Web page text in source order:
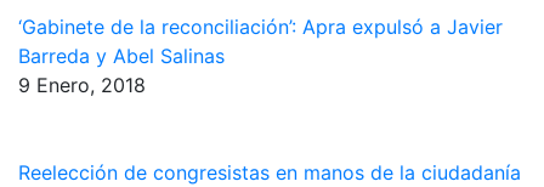
‘Gabinete de la reconciliación’: Apra expulsó a Javier
Barreda y Abel Salinas
9 Enero, 2018
Reelección de congresistas en manos de la ciudadanía